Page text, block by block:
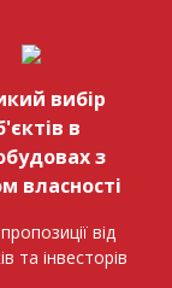
вибір
в
з
власності
від
та інвесторів